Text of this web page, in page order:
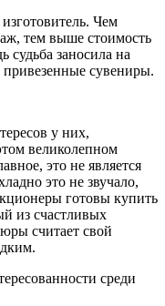
Чем
тем выше стоимость
судьба заносила на
сувениры.
у них,
великолепном
это не является
это не звучало,
готовы купить
из счастливых
считает свой
среди